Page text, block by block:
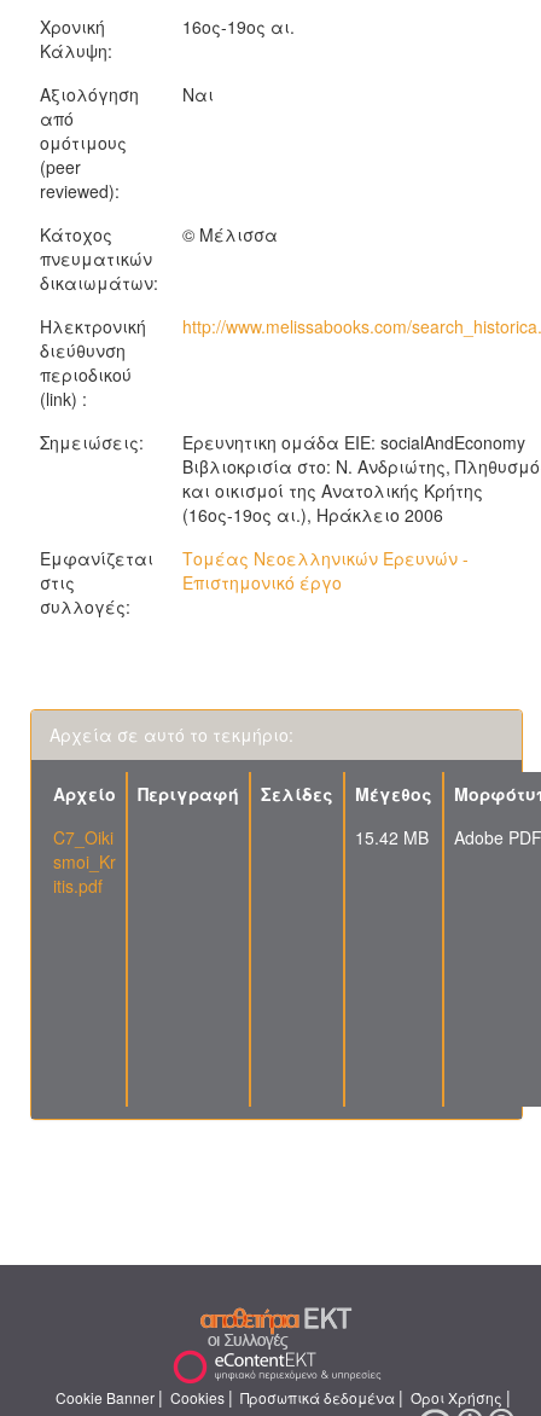
Χρονική
Κάλυψη:
16ος-19ος αι.
Αξιολόγηση
από
ομότιμους
(peer
reviewed):
Ναι
Κάτοχος
πνευματικών
δικαιωμάτων:
© Μέλισσα
Ηλεκτρονική
διεύθυνση
περιοδικού
(link) :
http://www.melissabooks.com/
Σημειώσεις:
Ερευνητικη ομάδα ΕΙΕ: socialAndEconomy
Βιβλιοκρισία στο: Ν. Ανδριώτης,
και οικισμοί της Ανατολικής Κρήτης
(16ος-19ος αι.), Ηράκλειο 2006
Εμφανίζεται
στις
συλλογές:
Τομέας Νεοελληνικών Ερευνών -
Επιστημονικό έργο
Αρχεία σε αυτό το τεκμήριο:
Αρχείο Περιγραφή Σελίδες Μέγεθος
C7_Oiki
smoi_Kr
itis.pdf
15.42 MB Adobe PDF
Cookie Banner | Cookies | Προσωπικά δεδομένα | Όροι Χρήσης |